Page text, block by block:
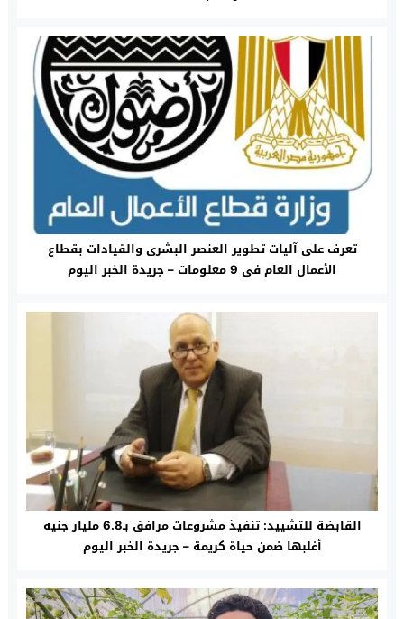
تعرف على آليات تطوير العنصر البشرى والقيادات بقطاع
الأعمال العام فى 9 معلومات – جريدة الخبر اليوم
القابضة للتشييد: تنفيذ مشروعات مرافق بـ6.8 مليار جنيه
أغلبها ضمن حياة كريمة – جريدة الخبر اليوم